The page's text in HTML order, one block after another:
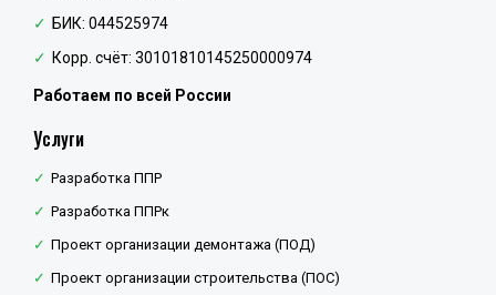
БИК: 044525974
Корр. счёт: 30101810145250000974
Работаем по всей России
Услуги
Разработка ППР
Разработка ППРк
Проект организации демонтажа (ПОД)
Проект организации строительства (ПОС)